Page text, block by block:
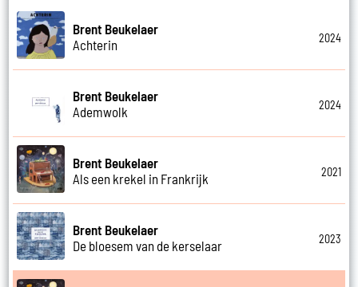
Brent Beukelaer
Achterin
2024
Brent Beukelaer
Ademwolk
2024
Brent Beukelaer
Als een krekel in Frankrijk
2021
Brent Beukelaer
De bloesem van de kerselaar
2023